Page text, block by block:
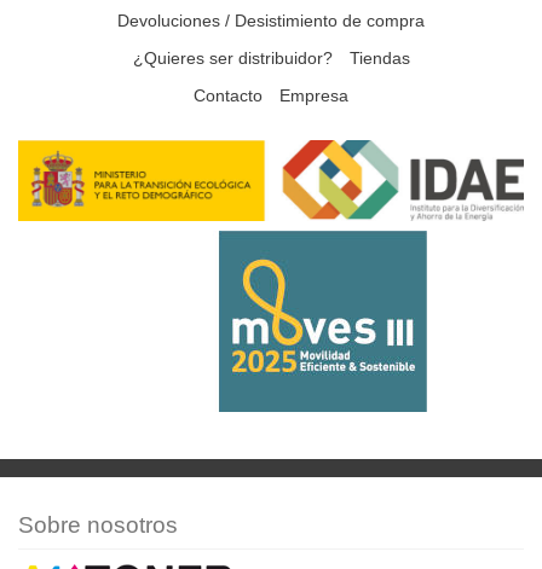
Devoluciones / Desistimiento de compra
¿Quieres ser distribuidor?
Tiendas
Contacto
Empresa
Sobre nosotros